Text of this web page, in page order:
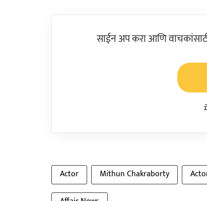
साईन अप करा आणि
Actor Mithun Chakraborty